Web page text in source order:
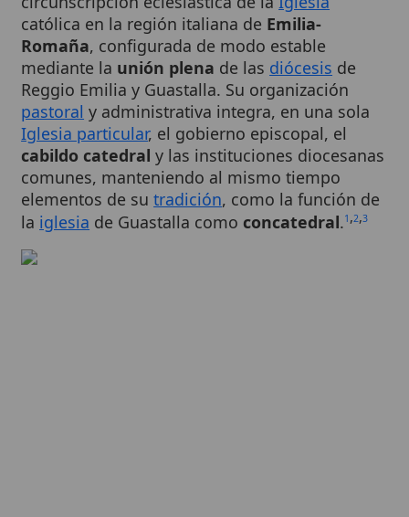
Romaña, configurada de modo estable
mediante la unión plenade lasdiócesisde
Reggio Emilia y Guastalla. Su organización
pastoraly administrativa integra, en una sola
Iglesia particular, el gobierno episcopal, el
cabildo catedraly las instituciones diocesanas
comunes, manteniendo al mismo tiempo
elementos de sutradición, como la función de
laiglesia de Guastalla comoconcatedral. 1,2,3